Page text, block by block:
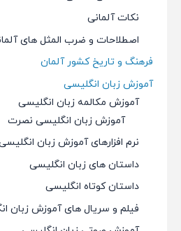
نکات آلمانی
اصطلاحات و ضرب المثل های
فرهنگ و تاریخ کشور آلمان
آموزش زبان انگلیسی
آموزش مکالمه زبان انگلیسی
آموزش زبان انگلیسی نصرت
نرم افزارهای آموزش زبان
داستان های زبان انگلیسی
داستان کوتاه انگلیسی
فیلم و سریال های آموزش زبان